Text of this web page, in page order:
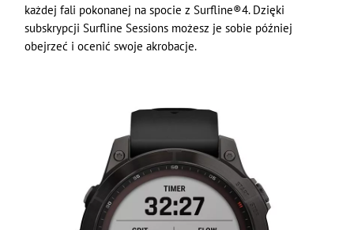
każdej fali pokonanej na spocie z Surfline®4. Dzięki
subskrypcji Surfline Sessions możesz je sobie później
obejrzeć i ocenić swoje akrobacje.